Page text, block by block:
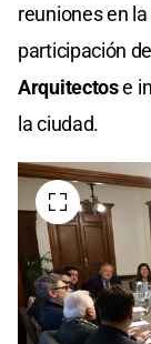
reuniones en
participación
Arquitectose
la ciudad.